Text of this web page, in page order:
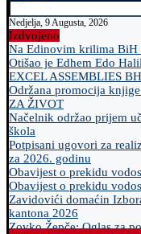
Nedjelja, 9 Augusta, 2026
Izdvojeno
Na Edinovim krilima BiH
Otišao je Edhem Edo
EXCEL ASSEMBLIES
Održana promocija
ZA ŽIVOT
Načelnik održao prijem
škola
Potpisani ugovori za
za 2026. godinu
Obavijest o prekidu
Obavijest o prekidu
Zavidovići domaćin
kantona 2026
Zovko Žepče: Oglas za